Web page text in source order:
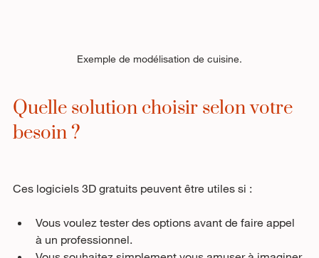
Exemple de modélisation de cuisine.
Quelle solution choisir selon votre
besoin ?
Ces logiciels 3D gratuits peuvent être utiles si :
Vous voulez tester des options avant de faire appel
à un professionnel.